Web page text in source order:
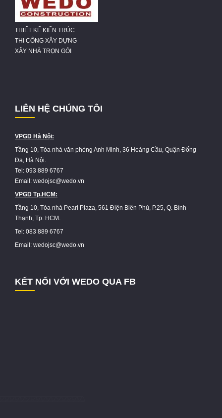
THIẾT KẾ KIẾN TRÚC
THI CÔNG XÂY DỰNG
XÂY NHÀ TRỌN GÓI
LIÊN HỆ CHÚNG TÔI
VPGD Hà Nội:
Tầng 10, Tòa nhà văn phòng Anh Minh, 36 Hoàng Cầu, Quận Đống
Đa, Hà Nội.
Tel: 093 889 6767
Email: wedojsc@wedo.vn
VPGD Tp.HCM:
Tầng 10, Tòa nhà Pearl Plaza, 561 Điện Biên Phủ, P.25, Q. Bình
Thạnh, Tp. HCM.
Tel: 083 889 6767
Email: wedojsc@wedo.vn
KẾT NỐI VỚI WEDO QUA FB